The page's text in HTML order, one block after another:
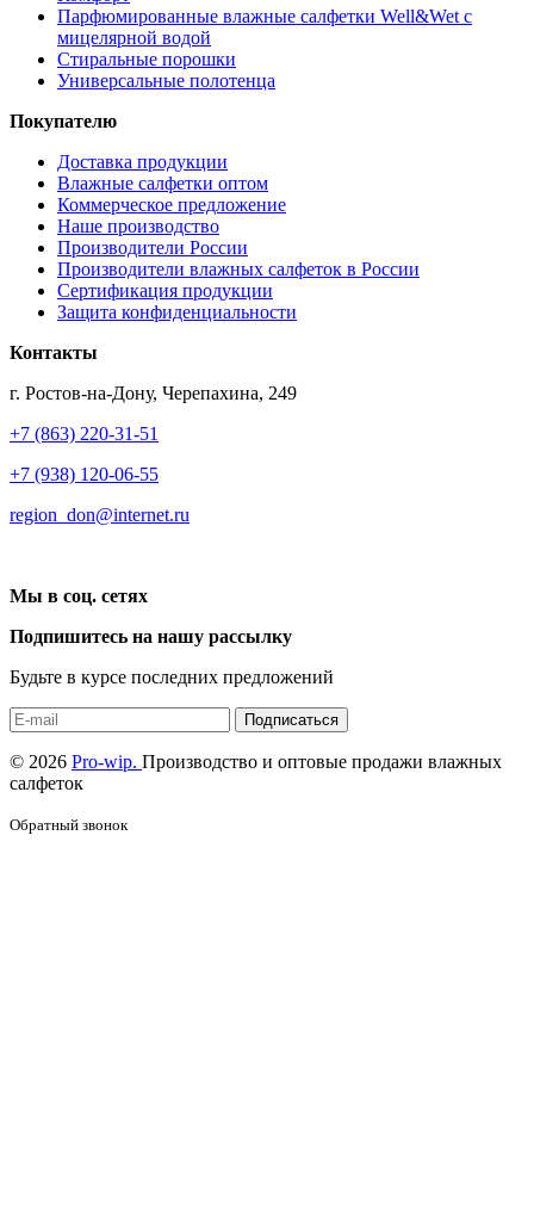
Парфюмированные влажные салфетки Well&Wet с
мицелярной водой
Стиральные порошки
Универсальные полотенца
Покупателю
Доставка продукции
Влажные салфетки оптом
Коммерческое предложение
Наше производство
Производители России
Производители влажных салфеток в России
Сертификация продукции
Защита конфиденциальности
Контакты
г. Ростов-на-Дону, Черепахина, 249
+7 (863) 220-31-51
+7 (938) 120-06-55
region_don@internet.ru
Мы в соц. сетях
Подпишитесь на нашу рассылку
Будьте в курсе последних предложений
Подписаться
© 2026 Pro-wip. Производство и оптовые продажи влажных
салфеток
Обратный звонок